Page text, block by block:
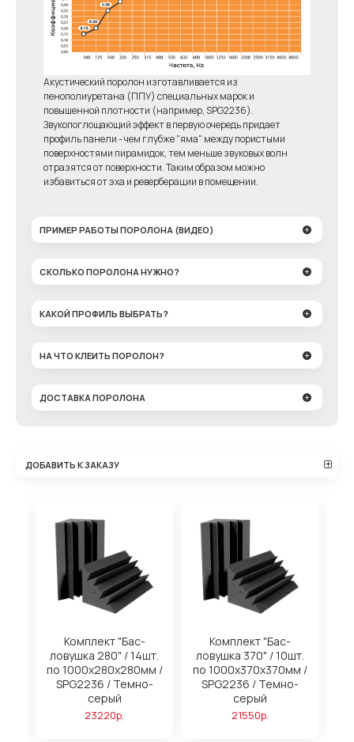
Акустический поролон изготавливается из
пенополиуретана (ППУ) специальных марок и
повышенной плотности (например, SPG2236).
Звукопоглощающий эффект в первую очередь придает
профиль панели - чем глубже "яма" между пористыми
поверхностями пирамидок, тем меньше звуковых волн
отразятся от поверхности. Таким образом можно
избавиться от эха и реверберации в помещении.
ПРИМЕР РАБОТЫ ПОРОЛОНА (ВИДЕО)
СКОЛЬКО ПОРОЛОНА НУЖНО?
КАКОЙ ПРОФИЛЬ ВЫБРАТЬ?
НА ЧТО КЛЕИТЬ ПОРОЛОН?
ДОСТАВКА ПОРОЛОНА
ДОБАВИТЬ К ЗАКАЗУ
Комплект "Бас-
ловушка 280" / 14шт.
по 1000х280х280мм /
SPG2236 / Темно-
серый
23220р.
Комплект "Бас-
ловушка 370" / 10шт.
по 1000х370х370мм /
SPG2236 / Темно-
серый
21550р.